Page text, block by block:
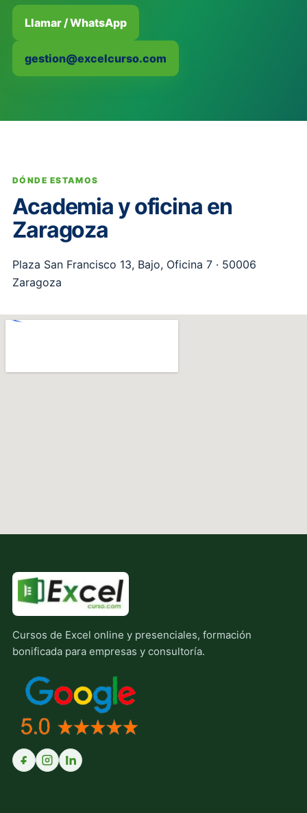
Llamar / WhatsApp
gestion@excelcurso.com
DÓNDE ESTAMOS
Academia y oficina en
Zaragoza
Plaza San Francisco 13, Bajo, Oficina 7 · 50006
Zaragoza
Cursos de Excel online y presenciales, formación
bonificada para empresas y consultoría.